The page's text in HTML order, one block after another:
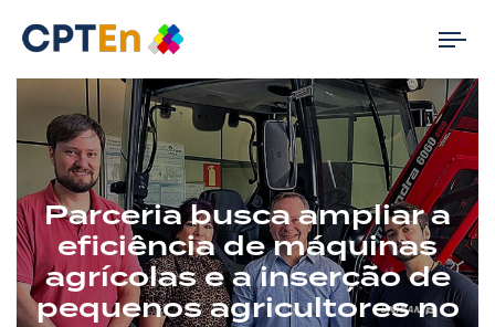
Parceria busca ampliar a
eficiência de máquinas
agrícolas e a inserção de
pequenos agricultores no